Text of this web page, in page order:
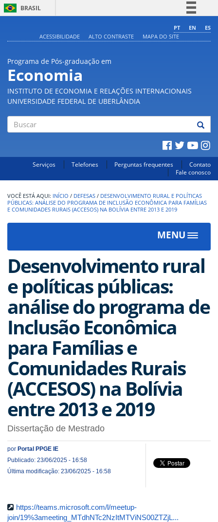
BRASIL
Comunica BR
PT EN
ES
ACESSIBILIDADE
ALTO CONTRASTE MAPA DO SITE
Programa de Pós-graduação em
Economia
INSTITUTO DE ECONOMIA E RELAÇÕES INTERNACIONAIS
UNIVERSIDADE FEDERAL DE UBERLÂNDIA
Serviços Telefones Perguntas frequentes
Contato
Fale conosco
INÍCIO / DEFESAS / DESENVOLVIMENTO RURAL E POLÍTICAS
PÚBLICAS: ANÁLISE DO PROGRAMA DE INCLUSÃO ECONÔMICA PARA FAMÍLIAS
E COMUNIDADES RURAIS (ACCESOS) NA BOLÍVIA ENTRE 2013 E 2019
MENU
Toggle
Desenvolvimento rural
e políticas públicas:
análise do programa de
Inclusão Econômica
para Famílias e
Comunidades Rurais
(ACCESOS) na Bolívia
entre 2013 e 2019
Dissertação de Mestrado
por Portal PPGE IE
Publicado: 23/06/2025 - 16:58
Última modificação: 23/06/2025 - 16:58
https://teams.microsoft.com/l/meetup-
join/19%3ameeting_MTdhNTc2NzItMTViNS00ZTZjL...